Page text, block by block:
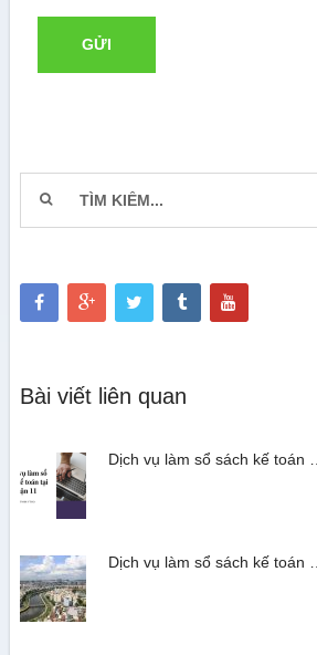
Bài viết liên quan
Dịch vụ làm sổ sách kế toán …
Dịch vụ làm sổ sách kế toán …